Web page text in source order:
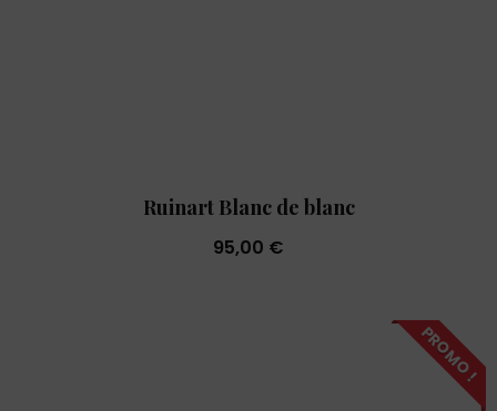
Ruinart Blanc de blanc
95,00 €
PROMO !